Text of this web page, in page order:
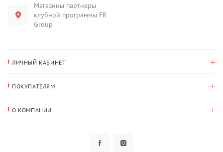
Магазины партнеры
клубной программы FR
Group
ЛИЧНЫЙ КАБИНЕТ
Адрес для доставки
ПОКУПАТЕЛЯМ
О КОМПАНИИ
Политика конфиденциальности